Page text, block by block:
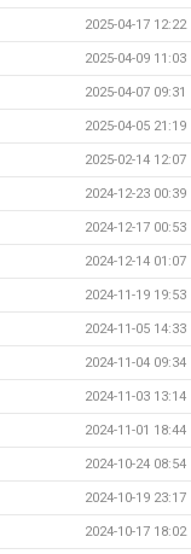
2025-04-17 12:22
2025-04-09 11:03
2025-04-07 09:31
2025-04-05 21:19
2025-02-14 12:07
2024-12-23 00:39
2024-12-17 00:53
2024-12-14 01:07
2024-11-19 19:53
2024-11-05 14:33
2024-11-04 09:34
2024-11-03 13:14
2024-11-01 18:44
2024-10-24 08:54
2024-10-19 23:17
2024-10-17 18:02